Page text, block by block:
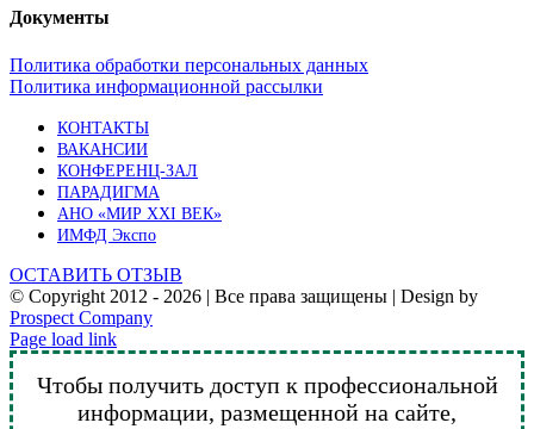
Документы
Политика обработки персональных данных
Политика информационной рассылки
КОНТАКТЫ
ВАКАНСИИ
КОНФЕРЕНЦ-ЗАЛ
ПАРАДИГМА
АНО «МИР XXI ВЕК»
ИМФД Экспо
ОСТАВИТЬ ОТЗЫВ
© Copyright 2012 - 2026 | Все права защищены | Design by
Prospect Company
Vk
Telegram
YouTube
Email
Page load link
Чтобы получить доступ к профессиональной
информации, размещенной на сайте,